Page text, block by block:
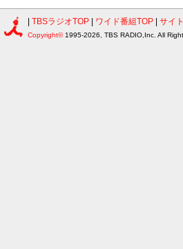
TBSラジオTOP ワイド番組TOP サイ
Copyright© 1995-2026, TBS RADIO,Inc. All